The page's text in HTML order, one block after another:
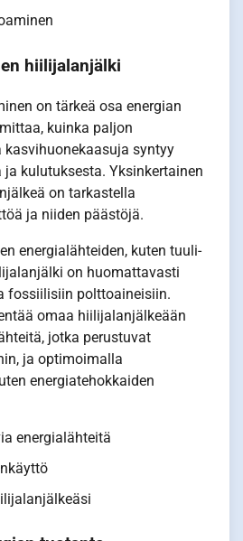
hiilijalanjälki
on tärkeä osa energian
kuinka paljon
syntyy
kulutuksesta. Yksinkertainen
on tarkastella
ja niiden päästöjä.
energialähteiden, kuten tuuli-
on huomattavasti
fossiilisiin polttoaineisiin.
omaa hiilijalanjälkeään
jotka perustuvat
ja optimoimalla
energiatehokkaiden
energialähteitä